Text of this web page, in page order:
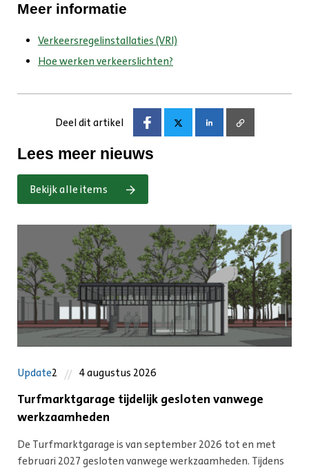
Meer informatie
Verkeersregelinstallaties (VRI)
Hoe werken verkeerslichten?
Deel dit artikel
Lees meer nieuws
Bekijk alle items
Update2 4 augustus 2026
Turfmarktgarage tijdelijk gesloten vanwege
werkzaamheden
De Turfmarktgarage is van september 2026 tot en met
februari 2027 gesloten vanwege werkzaamheden. Tijdens